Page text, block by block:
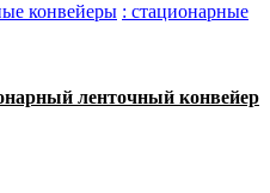
конвейеры : стационарные
ленточный конвейер